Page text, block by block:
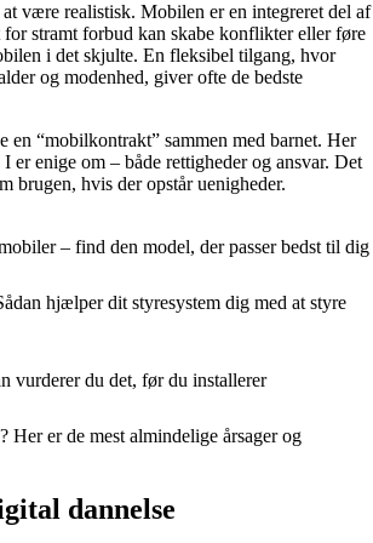
være realistisk. Mobilen er en integreret del af
stramt forbud kan skabe konflikter eller føre
i det skjulte. En fleksibel tilgang, hvor
og modenhed, giver ofte de bedste
en “mobilkontrakt” sammen med barnet. Her
er enige om – både rettigheder og ansvar. Det
brugen, hvis der opstår uenigheder.
– find den model, der passer bedst til dig
hjælper dit styresystem dig med at styre
vurderer du det, før du installerer
er de mest almindelige årsager og
dannelse